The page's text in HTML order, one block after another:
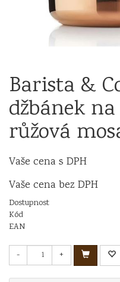
Barista &
džbánek
růžová
Vaše cena s DPH
Vaše cena bez DPH
Dostupnost
Kód
EAN
- +